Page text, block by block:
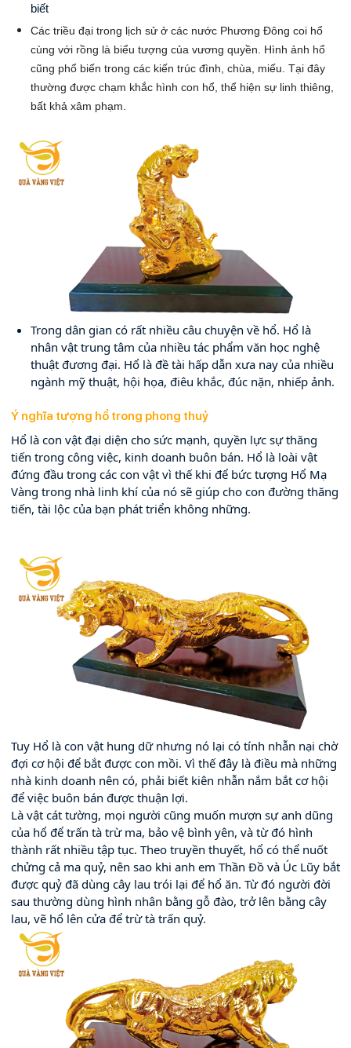
biết
Các triều đại trong lịch sử ở các nước Phương Đông coi hổ
cùng với rồng là biểu tượng của vương quyền. Hình ảnh hổ
cũng phổ biến trong các kiến trúc đình, chùa, miếu. Tại đây
thường được chạm khắc hình con hổ, thể hiện sự linh thiêng,
bất khả xâm phạm.
Trong dân gian có rất nhiều câu chuyện về hổ. Hổ là
nhân vật trung tâm của nhiều tác phẩm văn học nghệ
thuật đương đại. Hổ là đề tài hấp dẫn xưa nay của nhiều
ngành mỹ thuật, hội họa, điêu khắc, đúc nặn, nhiếp ảnh.
Ý nghĩa tượng hổ trong phong thuỷ
Hổ là con vật đại diện cho sức mạnh, quyền lực sự thăng
tiến trong công việc, kinh doanh buôn bán. Hổ là loài vật
đứng đầu trong các con vật vì thế khi để bức tượng Hổ Mạ
Vàng trong nhà linh khí của nó sẽ giúp cho con đường thăng
tiến, tài lộc của bạn phát triển không những.
Tuy Hổ là con vật hung dữ nhưng nó lại có tính nhẫn nại chờ
đợi cơ hội để bắt được con mồi. Vì thế đây là điều mà những
nhà kinh doanh nên có, phải biết kiên nhẫn nắm bắt cơ hội
để việc buôn bán được thuận lợi.
Là vật cát tường, mọi người cũng muốn mượn sự anh dũng
của hổ để trấn tà trừ ma, bảo vệ bình yên, và từ đó hình
thành rất nhiều tập tục. Theo truyền thuyết, hổ có thể nuốt
chửng cả ma quỷ, nên sao khi anh em Thần Đồ và Úc Lũy bắt
được quỷ đã dùng cây lau trói lại để hổ ăn. Từ đó người đời
sau thường dùng hình nhân bằng gỗ đào, trở lên bằng cây
lau, vẽ hổ lên cửa để trừ tà trấn quỷ.